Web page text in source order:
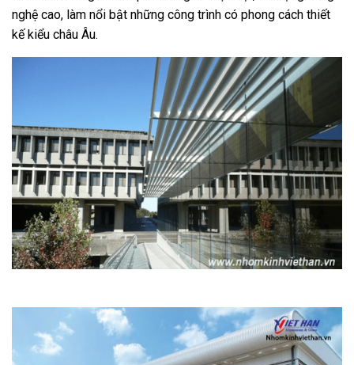
nghệ cao, làm nổi bật những công trình có phong cách thiết
kế kiểu châu Âu.